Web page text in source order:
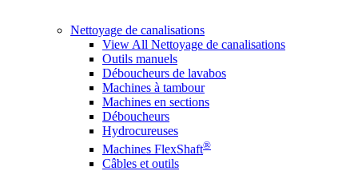
Nettoyage de canalisations
View All Nettoyage de canalisations
Outils manuels
Déboucheurs de lavabos
Machines à tambour
Machines en sections
Déboucheurs
Hydrocureuses
Machines FlexShaft®
Câbles et outils